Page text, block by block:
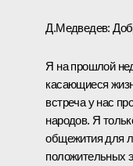
Д.Медведев:
Я на прошлой
касающиеся
встреча у нас
народов. Я
общежития для
положительных